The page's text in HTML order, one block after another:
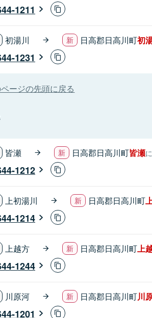
1211
初湯川 日高郡日高川町初
1231
ージの先頭に戻る
皆瀬 日高郡日高川町皆瀬
1212
上初湯川 日高郡日高川町
1214
上越方 日高郡日高川町上
1244
川原河 日高郡日高川町川
1201